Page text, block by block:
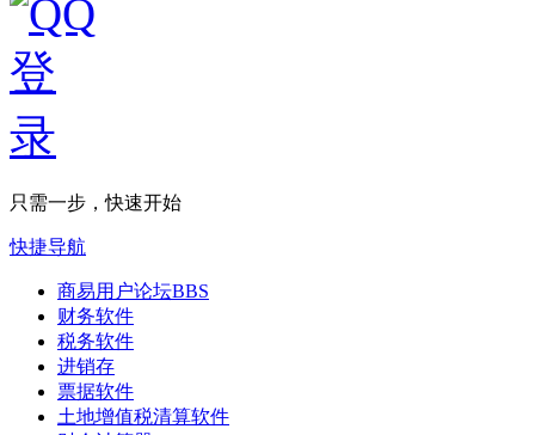
只需一步，快速开始
快捷导航
商易用户论坛BBS
财务软件
税务软件
进销存
票据软件
土地增值税清算软件